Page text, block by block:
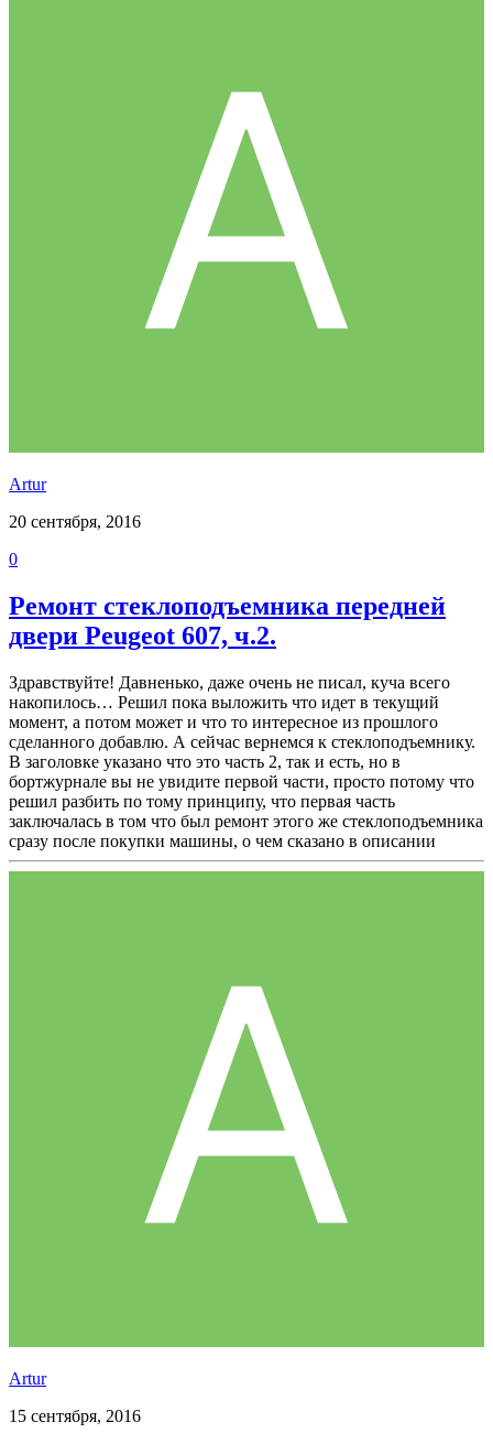
Аrtur
20 сентября, 2016
0
Ремонт стеклоподъемника передней
двери Peugeot 607, ч.2.
Здравствуйте! Давненько, даже очень не писал, куча всего
накопилось… Решил пока выложить что идет в текущий
момент, а потом может и что то интересное из прошлого
сделанного добавлю. А сейчас вернемся к стеклоподъемнику.
В заголовке указано что это часть 2, так и есть, но в
бортжурнале вы не увидите первой части, просто потому что
решил разбить по тому принципу, что первая часть
заключалась в том что был ремонт этого же стеклоподъемника
сразу после покупки машины, о чем сказано в описании
Аrtur
15 сентября, 2016